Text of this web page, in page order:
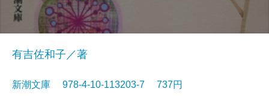
有吉佐和子／著
新潮文庫 978-4-10-113203-7 737円